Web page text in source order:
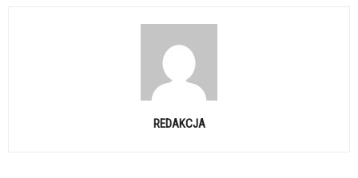
REDAKCJA